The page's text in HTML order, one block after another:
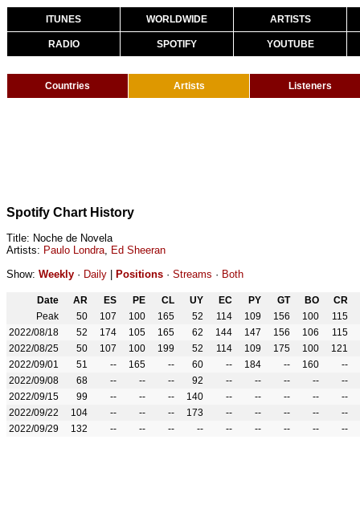
ITUNES WORLDWIDE ARTISTS
RADIO SPOTIFY YOUTUBE
Countries Artists Listeners
Spotify Chart History
Title: Noche de Novela
Artists: Paulo Londra, Ed Sheeran
Show: Weekly · Daily Positions · Streams · Both
Date AR ES PE CL UY EC PY GT BO
CR
Peak
50 107 100 165 52 114 109 156 100
115
2022/08/18
52 174 105 165 62 144 147 156 106
115
2022/08/25
50 107 100 199 52 114 109 175 100
121
2022/09/01
51 -- 165 -- 60 -- 184 -- 160
--
2022/09/08
68 -- -- -- 92 -- -- -- --
--
2022/09/15
99 -- -- -- 140 -- -- -- --
--
2022/09/22
104 -- -- -- 173 -- -- -- --
--
2022/09/29
132 -- -- -- -- -- -- -- -- --